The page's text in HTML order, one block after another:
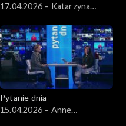
17.04.2026 – Katarzyna
Pytanie dnia
15.04.2026 – Anne